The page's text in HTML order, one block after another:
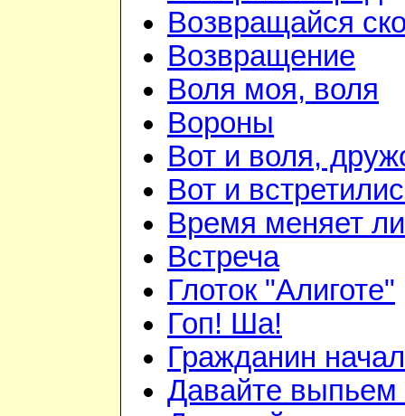
Возвращайся
Возвращение
Воля моя, воля
Вороны
Вот и воля,
Вот и
Время меняет
Встреча
Глоток "Алиготе"
Гоп! Ша!
Гражданин
Давайте выпьем